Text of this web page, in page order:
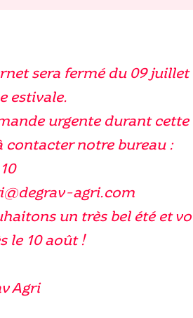
sera fermé du 09 juillet
estivale.
urgente durant cette
contacter notre bureau :
agri.com
un très bel été et
le 10 août !
Agri